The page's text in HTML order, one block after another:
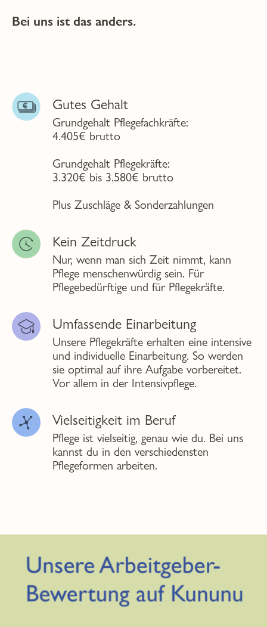
Bei uns ist das anders.
Gutes Gehalt
Grundgehalt Pflegefachkräfte:
4.405€ brutto
Grundgehalt Pflegekräfte:
3.320€ bis 3.580€ brutto
Plus Zuschläge & Sonderzahlungen
Kein Zeitdruck
Nur, wenn man sich Zeit nimmt, kann
Pflege menschenwürdig sein. Für
Pflegebedürftige und für Pflegekräfte.
Umfassende Einarbeitung
Unsere Pflegekräfte erhalten eine intensive
und individuelle Einarbeitung. So werden
sie optimal auf ihre Aufgabe vorbereitet.
Vor allem in der Intensivpflege.
Vielseitigkeit im Beruf
Pflege ist vielseitig, genau wie du. Bei uns
kannst du in den verschiedensten
Pflegeformen arbeiten.